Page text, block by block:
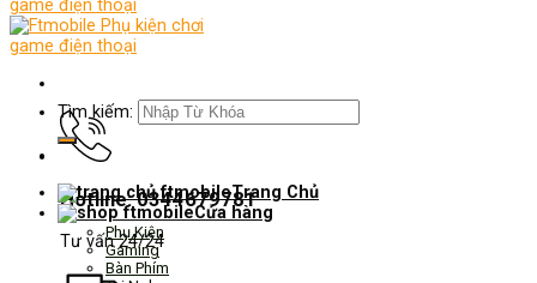
Hotline: 0344679781
Tư vấn 24/24
Tìm kiếm:
Trang Chủ
Cửa hàng
Phụ Kiện
Gaming
Bàn Phím